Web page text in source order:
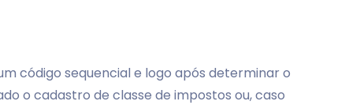
código sequencial e logo após determinar o
o cadastro de classe de impostos ou, caso